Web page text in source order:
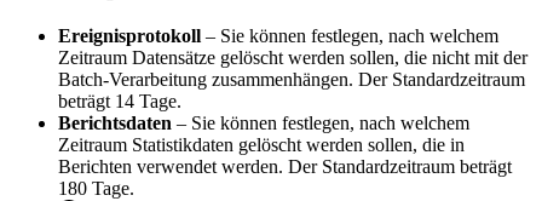
Ereignisprotokoll – Sie können festlegen, nach welchem
Zeitraum Datensätze gelöscht werden sollen, die nicht mit der
Batch-Verarbeitung zusammenhängen. Der Standardzeitraum
beträgt 14 Tage.
Berichtsdaten – Sie können festlegen, nach welchem
Zeitraum Statistikdaten gelöscht werden sollen, die in
Berichten verwendet werden. Der Standardzeitraum beträgt
180 Tage.